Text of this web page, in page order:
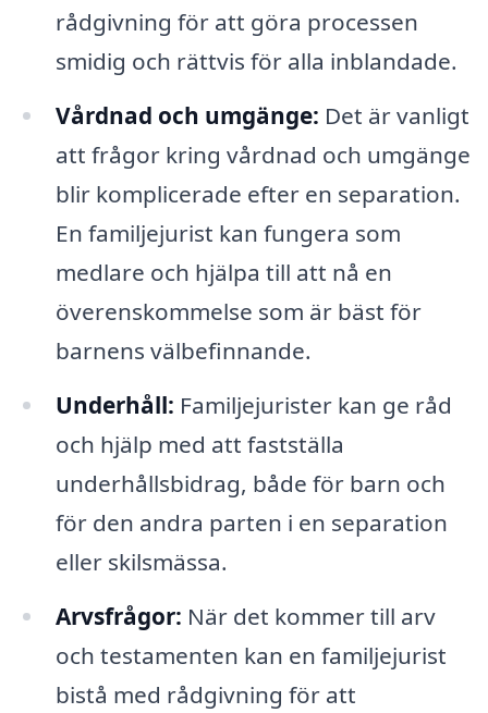
rådgivning för att göra processen
smidig och rättvis för alla inblandade.
Vårdnad och umgänge: Det är vanligt
att frågor kring vårdnad och umgänge
blir komplicerade efter en separation.
En familjejurist kan fungera som
medlare och hjälpa till att nå en
överenskommelse som är bäst för
barnens välbefinnande.
Underhåll: Familjejurister kan ge råd
och hjälp med att fastställa
underhållsbidrag, både för barn och
för den andra parten i en separation
eller skilsmässa.
Arvsfrågor: När det kommer till arv
och testamenten kan en familjejurist
bistå med rådgivning för att